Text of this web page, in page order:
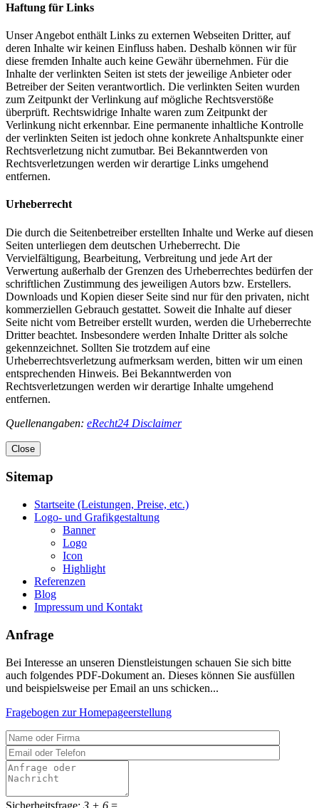
Haftung für Links
Unser Angebot enthält Links zu externen Webseiten Dritter, auf
deren Inhalte wir keinen Einfluss haben. Deshalb können wir für
diese fremden Inhalte auch keine Gewähr übernehmen. Für die
Inhalte der verlinkten Seiten ist stets der jeweilige Anbieter oder
Betreiber der Seiten verantwortlich. Die verlinkten Seiten wurden
zum Zeitpunkt der Verlinkung auf mögliche Rechtsverstöße
überprüft. Rechtswidrige Inhalte waren zum Zeitpunkt der
Verlinkung nicht erkennbar. Eine permanente inhaltliche Kontrolle
der verlinkten Seiten ist jedoch ohne konkrete Anhaltspunkte einer
Rechtsverletzung nicht zumutbar. Bei Bekanntwerden von
Rechtsverletzungen werden wir derartige Links umgehend
entfernen.
Urheberrecht
Die durch die Seitenbetreiber erstellten Inhalte und Werke auf diesen
Seiten unterliegen dem deutschen Urheberrecht. Die
Vervielfältigung, Bearbeitung, Verbreitung und jede Art der
Verwertung außerhalb der Grenzen des Urheberrechtes bedürfen der
schriftlichen Zustimmung des jeweiligen Autors bzw. Erstellers.
Downloads und Kopien dieser Seite sind nur für den privaten, nicht
kommerziellen Gebrauch gestattet. Soweit die Inhalte auf dieser
Seite nicht vom Betreiber erstellt wurden, werden die Urheberrechte
Dritter beachtet. Insbesondere werden Inhalte Dritter als solche
gekennzeichnet. Sollten Sie trotzdem auf eine
Urheberrechtsverletzung aufmerksam werden, bitten wir um einen
entsprechenden Hinweis. Bei Bekanntwerden von
Rechtsverletzungen werden wir derartige Inhalte umgehend
entfernen.
Quellenangaben: eRecht24 Disclaimer
Close
Sitemap
Startseite (Leistungen, Preise, etc.)
Logo- und Grafikgestaltung
Banner
Logo
Icon
Highlight
Referenzen
Blog
Impressum und Kontakt
Anfrage
Bei Interesse an unseren Dienstleistungen schauen Sie sich bitte
auch folgendes PDF-Dokument an. Dieses können Sie ausfüllen
und beispielsweise per Email an uns schicken...
Fragebogen zur Homepageerstellung
Sicherheitsfrage: 3 + 6 =